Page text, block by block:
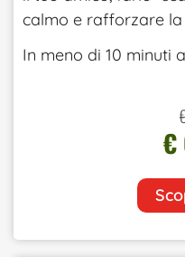
calmo e rafforzare
In meno di 10 minuti
€